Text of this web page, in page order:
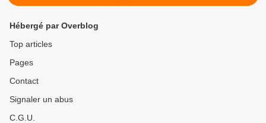
Hébergé par Overblog
Top articles
Pages
Contact
Signaler un abus
C.G.U.